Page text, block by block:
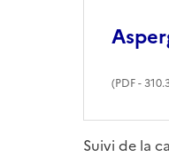
(PDF-
Suivi de la